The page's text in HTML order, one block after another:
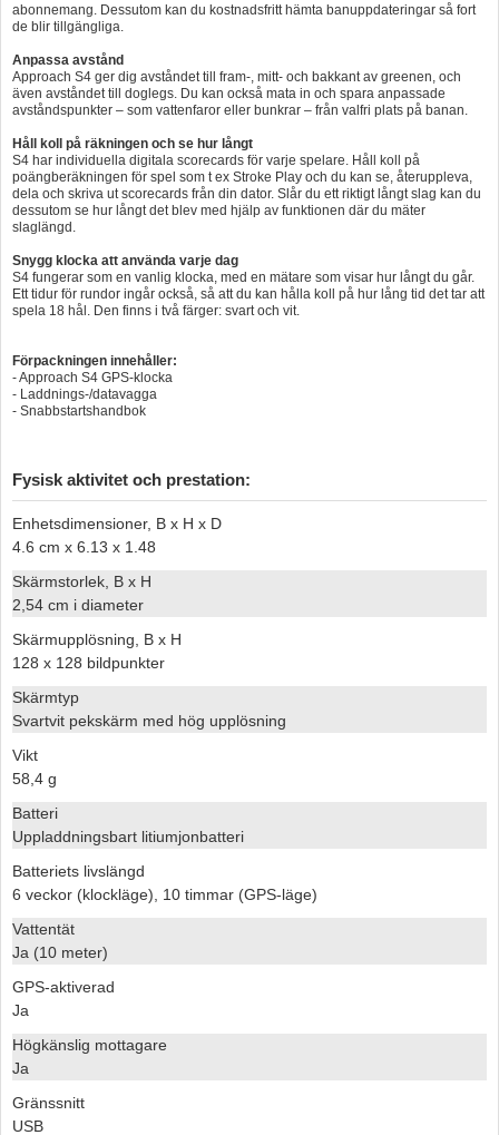
abonnemang. Dessutom kan du kostnadsfritt hämta banuppdateringar så fort
de blir tillgängliga.
Anpassa avstånd
Approach S4 ger dig avståndet till fram-, mitt- och bakkant av greenen, och
även avståndet till doglegs. Du kan också mata in och spara anpassade
avståndspunkter – som vattenfaror eller bunkrar – från valfri plats på banan.
Håll koll på räkningen och se hur långt
S4 har individuella digitala scorecards för varje spelare. Håll koll på
poängberäkningen för spel som t ex Stroke Play och du kan se, återuppleva,
dela och skriva ut scorecards från din dator. Slår du ett riktigt långt slag kan du
dessutom se hur långt det blev med hjälp av funktionen där du mäter
slaglängd.
Snygg klocka att använda varje dag
S4 fungerar som en vanlig klocka, med en mätare som visar hur långt du går.
Ett tidur för rundor ingår också, så att du kan hålla koll på hur lång tid det tar att
spela 18 hål. Den finns i två färger: svart och vit.
Förpackningen innehåller:
- Approach S4 GPS-klocka
- Laddnings-/datavagga
- Snabbstartshandbok
Fysisk aktivitet och prestation:
Enhetsdimensioner, B x H x D
4.6 cm x 6.13 x 1.48
Skärmstorlek, B x H
2,54 cm i diameter
Skärmupplösning, B x H
128 x 128 bildpunkter
Skärmtyp
Svartvit pekskärm med hög upplösning
Vikt
58,4 g
Batteri
Uppladdningsbart litiumjonbatteri
Batteriets livslängd
6 veckor (klockläge), 10 timmar (GPS-läge)
Vattentät
Ja (10 meter)
GPS-aktiverad
Ja
Högkänslig mottagare
Ja
Gränssnitt
USB